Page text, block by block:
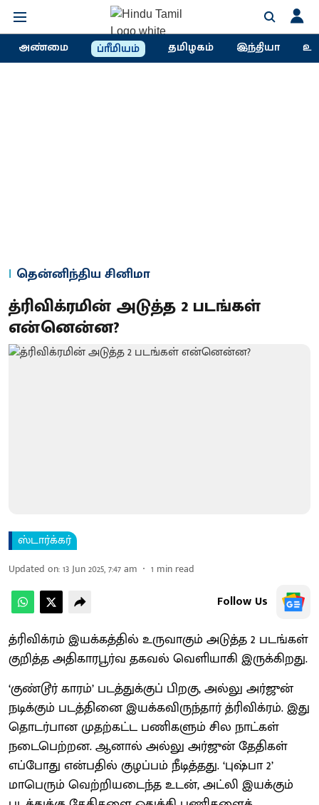
அண்மை ப்ரீமியம் தமிழகம் இந்தியா
தென்னிந்திய சினிமா
த்ரிவிக்ரமின் அடுத்த 2 படங்கள்
என்னென்ன?
ஸ்டார்க்கர்
Updated on:13 Jun 2025, 7:47 am 1 min read
Follow Us
த்ரிவிக்ரம் இயக்கத்தில் உருவாகும் அடுத்த 2 படங்கள்
குறித்த அதிகாரபூர்வ தகவல் வெளியாகி இருக்கிறது.
‘குண்டூர் காரம்’ படத்துக்குப் பிறகு, அல்லு அர்ஜுன்
நடிக்கும் படத்தி்னை இயக்கவிருந்தார் த்ரிவிக்ரம். இது
தொடர்பான முதற்கட்ட பணிகளும் சில நாட்கள்
நடைபெற்றன. ஆனால் அல்லு அர்ஜுன் தேதிகள்
எப்போது என்பதில் குழப்பம் நீடித்தது. ‘புஷ்பா 2’
மாபெரும் வெற்றியடைந்த உடன், அட்லி இயக்கும்